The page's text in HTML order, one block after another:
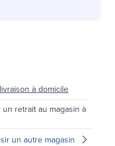
livraison à domicile
un retrait au magasin à
un autre magasin